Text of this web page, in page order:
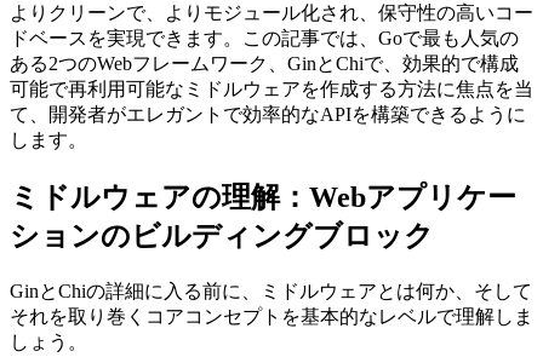
よりクリーンで、よりモジュール化され、保守性の高いコー
ドベースを実現できます。この記事では、Goで最も人気の
ある2つのWebフレームワーク、GinとChiで、効果的で構成
可能で再利用可能なミドルウェアを作成する方法に焦点を当
て、開発者がエレガントで効率的なAPIを構築できるように
します。
ミドルウェアの理解：Webアプリケー
ションのビルディングブロック
GinとChiの詳細に入る前に、ミドルウェアとは何か、そして
それを取り巻くコアコンセプトを基本的なレベルで理解しま
しょう。